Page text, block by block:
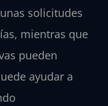
solicitudes
mientras que
pueden
ayudar a